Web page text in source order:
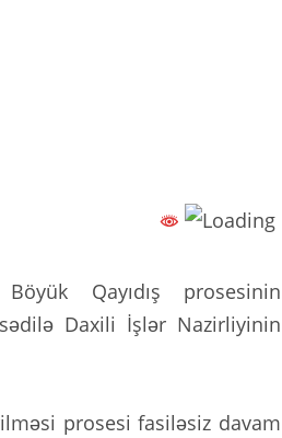
Qayıdış prosesinin
Daxili İşlər Nazirliyinin
prosesi fasiləsiz davam